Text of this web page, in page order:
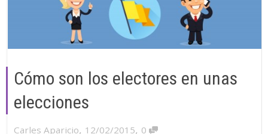
Cómo son los electores en unas
elecciones
Carles Aparicio, 12/02/2015, 0